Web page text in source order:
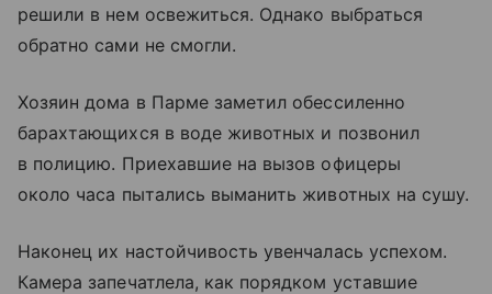
решили в нем освежиться. Однако выбраться
обратно сами не смогли.
Хозяин дома в Парме заметил обессиленно
барахтающихся в воде животных и позвонил
в полицию. Приехавшие на вызов офицеры
около часа пытались выманить животных на сушу.
Наконец их настойчивость увенчалась успехом.
Камера запечатлела, как порядком уставшие